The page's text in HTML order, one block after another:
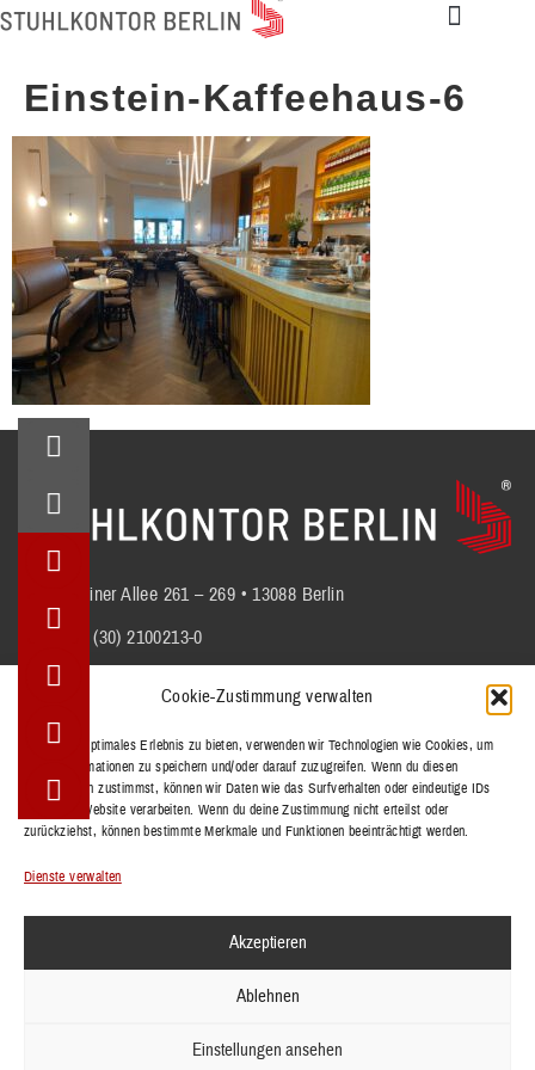
Cookie-Zustimmung verwalten
Um dir ein optimales Erlebnis zu bieten, verwenden wir Technologien wie Cookies, um
Geräteinformationen zu speichern und/oder darauf zuzugreifen. Wenn du diesen
Technologien zustimmst, können wir Daten wie das Surfverhalten oder eindeutige IDs
auf dieser Website verarbeiten. Wenn du deine Zustimmung nicht erteilst oder
zurückziehst, können bestimmte Merkmale und Funktionen beeinträchtigt werden.
Dienste verwalten
Akzeptieren
Ablehnen
Einstellungen ansehen
Einstein-Kaffeehaus-6
Berliner Allee 261 – 269 • 13088 Berlin
+49 (30) 2100213-0
info@stuhlkontor.berlin
BÄNKE
TISCHE
REFERENZEN